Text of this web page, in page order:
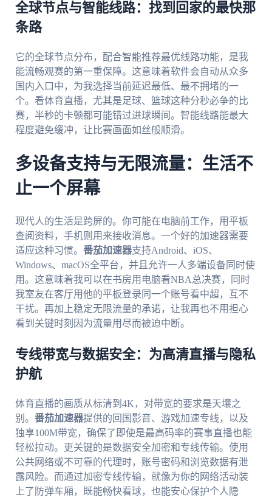
全球节点与智能线路：找到回家的最快那
条路
它的全球节点分布，配合智能推荐最优线路功能，是我
能流畅观赛的第一重保障。这意味着软件会自动从众多
国内入口中，为我选择当前延迟最低、最不拥堵的一
个。看体育直播，尤其是足球、篮球这种分秒必争的比
赛，半秒的卡顿都可能错过进球瞬间。智能线路能最大
程度避免缓冲，让比赛画面如丝般顺滑。
多设备支持与无限流量：生活不
止一个屏幕
现代人的生活是跨屏的。你可能在电脑前工作，用平板
查阅资料，手机则用来接收消息。一个好的加速器需要
适应这种习惯。 番茄加速器支持Android、iOS、
Windows、macOS全平台，并且允许一人多端设备同时使
用。这意味着我可以在书房用电脑看NBA总决赛，同时
我室友在客厅用他的平板登录同一个账号看中超，互不
干扰。再加上稳定无限流量的承诺，让我再也不用担心
看到关键时刻因为流量用尽而被迫中断。
专线带宽与数据安全：为高清直播与隐私
护航
体育直播的画质从标清到4K，对带宽的要求是天壤之
别。 番茄加速器提供的回国影音、游戏加速专线，以及
独享100M带宽，确保了即使是最高码率的赛事直播也能
轻松拉动。更关键的是数据安全加密和专线传输。使用
公共网络或不可靠的代理时，账号密码和浏览数据有泄
露风险。而通过加密专线传输，就像为你的网络活动装
上了防弹车厢，既能畅快看球，也能安心保护个人隐